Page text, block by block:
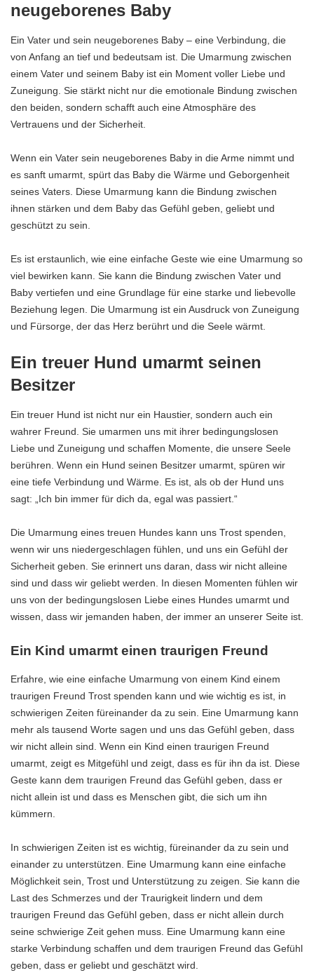
neugeborenes Baby
Ein Vater und sein neugeborenes Baby – eine Verbindung, die
von Anfang an tief und bedeutsam ist. Die Umarmung zwischen
einem Vater und seinem Baby ist ein Moment voller Liebe und
Zuneigung. Sie stärkt nicht nur die emotionale Bindung zwischen
den beiden, sondern schafft auch eine Atmosphäre des
Vertrauens und der Sicherheit.
Wenn ein Vater sein neugeborenes Baby in die Arme nimmt und
es sanft umarmt, spürt das Baby die Wärme und Geborgenheit
seines Vaters. Diese Umarmung kann die Bindung zwischen
ihnen stärken und dem Baby das Gefühl geben, geliebt und
geschützt zu sein.
Es ist erstaunlich, wie eine einfache Geste wie eine Umarmung so
viel bewirken kann. Sie kann die Bindung zwischen Vater und
Baby vertiefen und eine Grundlage für eine starke und liebevolle
Beziehung legen. Die Umarmung ist ein Ausdruck von Zuneigung
und Fürsorge, der das Herz berührt und die Seele wärmt.
Ein treuer Hund umarmt seinen
Besitzer
Ein treuer Hund ist nicht nur ein Haustier, sondern auch ein
wahrer Freund. Sie umarmen uns mit ihrer bedingungslosen
Liebe und Zuneigung und schaffen Momente, die unsere Seele
berühren. Wenn ein Hund seinen Besitzer umarmt, spüren wir
eine tiefe Verbindung und Wärme. Es ist, als ob der Hund uns
sagt: „Ich bin immer für dich da, egal was passiert.“
Die Umarmung eines treuen Hundes kann uns Trost spenden,
wenn wir uns niedergeschlagen fühlen, und uns ein Gefühl der
Sicherheit geben. Sie erinnert uns daran, dass wir nicht alleine
sind und dass wir geliebt werden. In diesen Momenten fühlen wir
uns von der bedingungslosen Liebe eines Hundes umarmt und
wissen, dass wir jemanden haben, der immer an unserer Seite ist.
Ein Kind umarmt einen traurigen Freund
Erfahre, wie eine einfache Umarmung von einem Kind einem
traurigen Freund Trost spenden kann und wie wichtig es ist, in
schwierigen Zeiten füreinander da zu sein. Eine Umarmung kann
mehr als tausend Worte sagen und uns das Gefühl geben, dass
wir nicht allein sind. Wenn ein Kind einen traurigen Freund
umarmt, zeigt es Mitgefühl und zeigt, dass es für ihn da ist. Diese
Geste kann dem traurigen Freund das Gefühl geben, dass er
nicht allein ist und dass es Menschen gibt, die sich um ihn
kümmern.
In schwierigen Zeiten ist es wichtig, füreinander da zu sein und
einander zu unterstützen. Eine Umarmung kann eine einfache
Möglichkeit sein, Trost und Unterstützung zu zeigen. Sie kann die
Last des Schmerzes und der Traurigkeit lindern und dem
traurigen Freund das Gefühl geben, dass er nicht allein durch
seine schwierige Zeit gehen muss. Eine Umarmung kann eine
starke Verbindung schaffen und dem traurigen Freund das Gefühl
geben, dass er geliebt und geschätzt wird.